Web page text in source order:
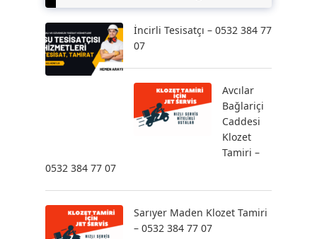
İncirli Tesisatçı – 0532 384 77
07
Avcılar
Bağlariçi
Caddesi
Klozet
Tamiri –
0532 384 77 07
Sarıyer Maden Klozet Tamiri
– 0532 384 77 07